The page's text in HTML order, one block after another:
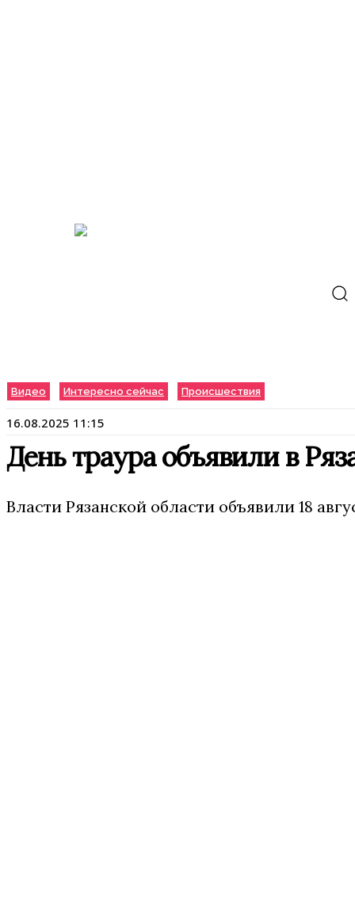
Видео Интересно сейчас Происшествия
16.08.2025 11:15
День траура объявили в
Власти Рязанской области объявили 18